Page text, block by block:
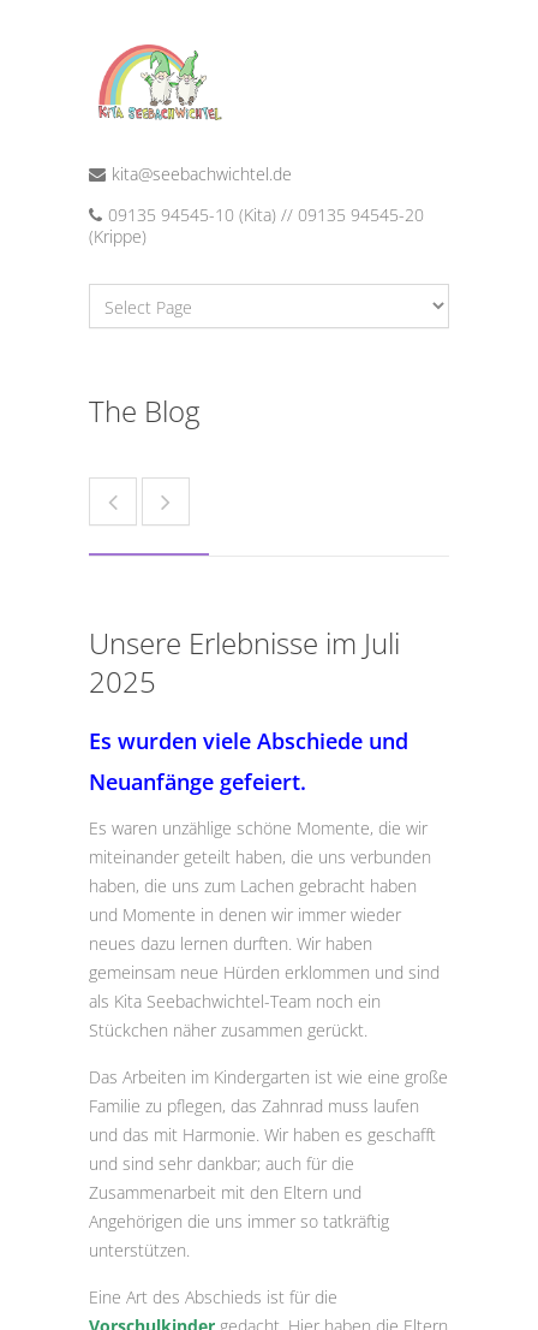
kita@seebachwichtel.de
09135 94545-10 (Kita) // 09135 94545-20
(Krippe)
The Blog
Unsere Erlebnisse im Juli
2025
Es wurden viele Abschiede und
Neuanfänge gefeiert.
Es waren unzählige schöne Momente, die wir
miteinander geteilt haben, die uns verbunden
haben, die uns zum Lachen gebracht haben
und Momente in denen wir immer wieder
neues dazu lernen durften. Wir haben
gemeinsam neue Hürden erklommen und sind
als Kita Seebachwichtel-Team noch ein
Stückchen näher zusammen gerückt.
Das Arbeiten im Kindergarten ist wie eine große
Familie zu pflegen, das Zahnrad muss laufen
und das mit Harmonie. Wir haben es geschafft
und sind sehr dankbar; auch für die
Zusammenarbeit mit den Eltern und
Angehörigen die uns immer so tatkräftig
unterstützen.
Eine Art des Abschieds ist für die